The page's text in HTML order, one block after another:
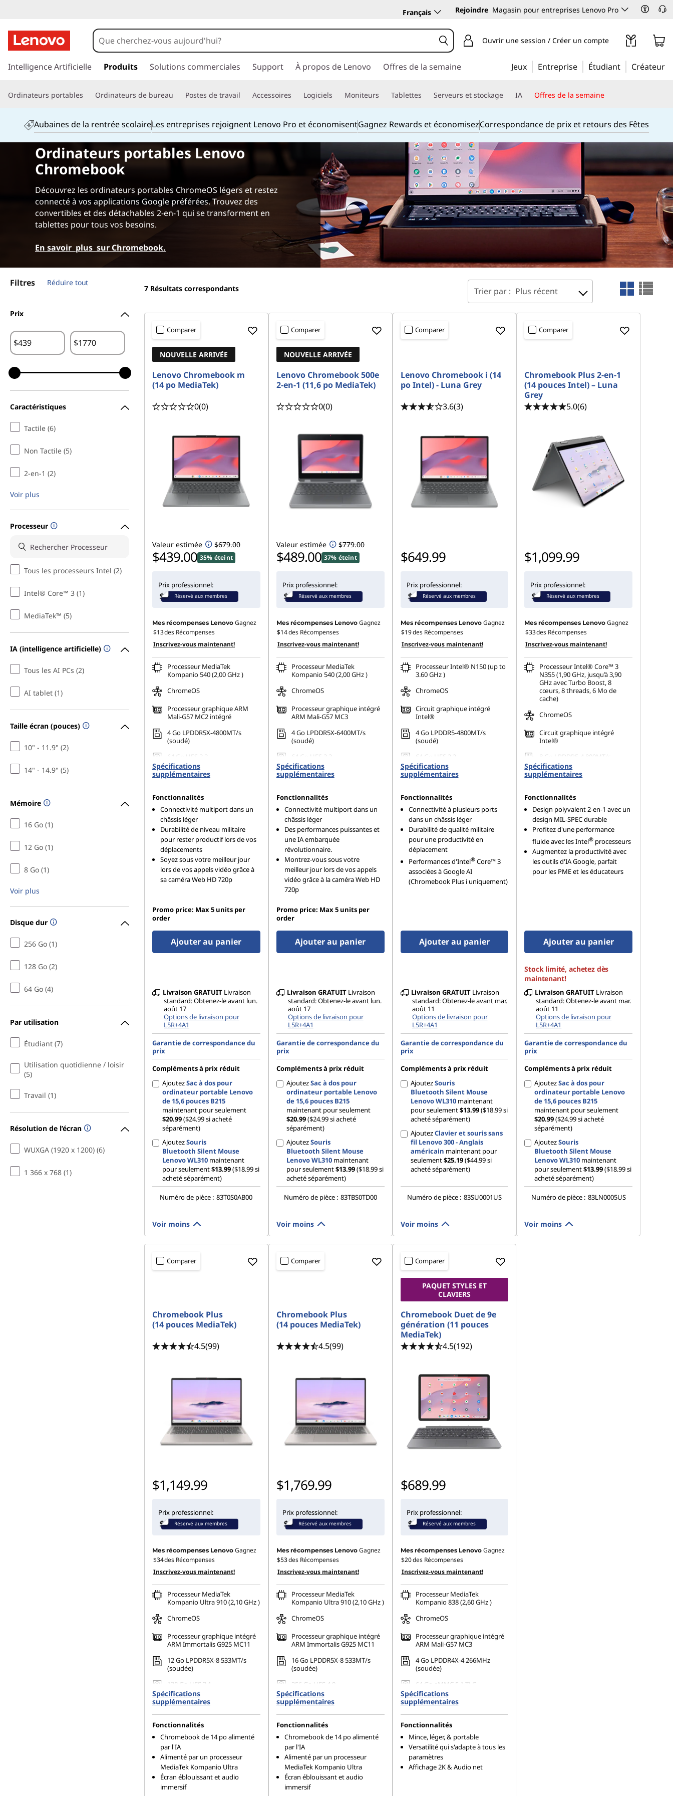
o
a
r
m
o
Français Rejoindre Magasin pour entreprises Lenovo Pro
a
e
c
c
p
Ouvrir une session / Créer un compte
Intelligence Artificielle Produits Solutions commerciales Support À propos de Lenovo Offres de la semaine Jeux Entreprise Étudiant Créateur
Ordinateurs portables Ordinateurs de bureau Postes de travail Accessoires Logiciels Moniteurs Tablettes Serveurs et stockage IA Offres de la semaine
Aubaines de la rentrée scolaireLes entreprises rejoignent Lenovo Pro et économisentGagnez Rewards et économisezCorrespondance de prix et retours des Fêtes
Ordinateurs portables Lenovo
Chromebook
Découvrez les ordinateurs portables ChromeOS légers et restez
connecté à vos applications Google préférées. Trouvez des
convertibles et des détachables 2-en-1 qui se transforment en
tablettes pour tous vos besoins.
En savoir plus sur Chromebook.
Filtres Réduire tout
Prix
$ $
Caractéristiques
Tactile (6)
Non Tactile (5)
2-en-1 (2)
Voir plus
Processeur
Tous les processeurs Intel (2)
Intel® Core™ 3 (1)
MediaTek™ (5)
IA (intelligence artificielle)
Tous les AI PCs (2)
AI tablet (1)
Taille écran (pouces)
10" - 11.9" (2)
14" - 14.9" (5)
Mémoire
16 Go (1)
12 Go (1)
8 Go (1)
Voir plus
Disque dur
256 Go (1)
128 Go (2)
64 Go (4)
Par utilisation
Étudiant (7)
Utilisation quotidienne / loisir
(5)
Travail (1)
Résolution de l’écran
WUXGA (1920 x 1200) (6)
1 366 x 768 (1)
7 Résultats correspondants Trier par : Plus récent
Comparer
NOUVELLE ARRIVÉE
Lenovo Chromebook m
(14 po MediaTek)
0(0)
Valeur estimée $679.00
$439.00 35% éteint
Prix professionnel:
Réservé aux membres
Mes récompenses Lenovo Gagnez
$13des Récompenses
Inscrivez-vous maintenant!
Processeur MediaTek
Kompanio 540 (2,00 GHz )
ChromeOS
Processeur graphique ARM
Mali-G57 MC2 intégré
4 Go LPDDR5X-4800MT/s
(soudé)
64 Go UFS 2.2
Spécifications
supplémentaires
Fonctionnalités
Connectivité multiport dans un
châssis léger
Durabilité de niveau militaire
pour rester productif lors de vos
déplacements
Soyez sous votre meilleur jour
lors de vos appels vidéo grâce à
sa caméra Web HD 720p
Promo price: Max 5 units per
order
Ajouter au panier
Livraison GRATUIT Livraison
standard: Obtenez-le avant lun.
août 17
Options de livraison pour
L5R+4A1
Garantie de correspondance du
prix
Compléments à prix réduit
AjoutezSac à dos pour
ordinateur portable Lenovo
de 15,6 pouces B215
maintenant pour seulement
$20.99($24.99 si acheté
séparément)
AjoutezSouris
Bluetooth Silent Mouse
Lenovo WL310 maintenant
pour seulement$13.99($18.99 si
acheté séparément)
Numéro de pièce : 83T0S0AB00
Voir moins
Comparer
NOUVELLE ARRIVÉE
Lenovo Chromebook 500e
2-en-1 (11,6 po MediaTek)
0(0)
Valeur estimée $779.00
$489.00 37% éteint
Prix professionnel:
Réservé aux membres
Mes récompenses Lenovo Gagnez
$14des Récompenses
Inscrivez-vous maintenant!
Processeur MediaTek
Kompanio 540 (2,00 GHz )
ChromeOS
Processeur graphique intégré
ARM Mali-G57 MC3
4 Go LPDDR5X-6400MT/s
(soudé)
64 Go UFS 2.2
Spécifications
supplémentaires
Fonctionnalités
Connectivité multiport dans un
châssis léger
Des performances puissantes et
une IA embarquée
révolutionnaire.
Montrez-vous sous votre
meilleur jour lors de vos appels
vidéo grâce à la caméra Web HD
720p
Promo price: Max 5 units per
order
Ajouter au panier
Livraison GRATUITLivraison
standard: Obtenez-le avant lun.
août 17
Options de livraison pour
L5R+4A1
Garantie de correspondance du
prix
Compléments à prix réduit
AjoutezSac à dos pour
ordinateur portable Lenovo
de 15,6 pouces B215
maintenant pour seulement
$20.99($24.99 si acheté
séparément)
AjoutezSouris
Bluetooth Silent Mouse
Lenovo WL310maintenant
pour seulement$13.99($18.99 si
acheté séparément)
Numéro de pièce : 83TBS0TD00
Voir moins
Comparer
Lenovo Chromebook i (14
po Intel) - Luna Grey
3.6(3)
$649.99
Prix professionnel:
Réservé aux membres
Mes récompenses Lenovo Gagnez
$19des Récompenses
Inscrivez-vous maintenant!
Processeur Intel® N150 (up to
3.60 GHz )
ChromeOS
Circuit graphique intégré
Intel®
4 Go LPDDR5-4800MT/s
(soudé)
64 Go UFS 2.2
Spécifications
supplémentaires
Fonctionnalités
Connectivité à plusieurs ports
dans un châssis léger
Durabilité de qualité militaire
pour une productivité en
déplacement
Performances d'Intel®Core™ 3
associées à Google AI
(Chromebook Plus i uniquement)
Ajouter au panier
Livraison GRATUITLivraison
standard: Obtenez-le avant mar.
août 11
Options de livraison pour
L5R+4A1
Garantie de correspondance du
prix
Compléments à prix réduit
AjoutezSouris
Bluetooth Silent Mouse
Lenovo WL310maintenant
pour seulement$13.99($18.99 si
acheté séparément)
AjoutezClavier et souris sans
fil Lenovo 300 - Anglais
américain maintenant pour
seulement$25.19($44.99 si
acheté séparément)
Numéro de pièce : 83SU0001US
Voir moins
Comparer
Chromebook Plus 2-en-1
(14 pouces Intel) – Luna
Grey
5.0(6)
$1,099.99
Prix professionnel:
Réservé aux membres
Mes récompenses Lenovo Gagnez
$33des Récompenses
Inscrivez-vous maintenant!
Processeur Intel® Core™ 3
N355 (1,90 GHz, jusqu’à 3,90
GHz avec Turbo Boost, 8
cœurs, 8 threads, 6 Mo de
cache)
ChromeOS
Circuit graphique intégré
Intel®
8 Go LPDDR5-4 800MT/s
(soudée)
128 Go UFS 2.2
Spécifications
supplémentaires
Fonctionnalités
Design polyvalent 2-en-1 avec un
design MIL-SPEC durable
Profitez d'une performance
fluide avec les Intel® processeurs
Augmentez la productivité avec
les outils d'IA Google, parfait
pour les PME et les éducateurs
Ajouter au panier
Stock limité, achetez dès
maintenant!
Livraison GRATUIT Livraison
standard: Obtenez-le avant mar.
août 11
Options de livraison pour
L5R+4A1
Garantie de correspondance du
prix
Compléments à prix réduit
AjoutezSac à dos pour
ordinateur portable Lenovo
de 15,6 pouces B215
maintenant pour seulement
$20.99($24.99 si acheté
séparément)
AjoutezSouris
Bluetooth Silent Mouse
Lenovo WL310 maintenant
pour seulement$13.99($18.99 si
acheté séparément)
Numéro de pièce : 83LN0005US
Voir moins
Comparer
Chromebook Plus
(14 pouces MediaTek)
4.5(99)
$1,149.99
Prix professionnel:
Réservé aux membres
Mes récompenses Lenovo Gagnez
$34des Récompenses
Inscrivez-vous maintenant!
Processeur MediaTek
Kompanio Ultra 910 (2,10 GHz )
ChromeOS
Processeur graphique intégré
ARM Immortalis G925 MC11
12 Go LPDDR5X-8 533MT/s
(soudée)
128 Go UFS 3.1
Spécifications
supplémentaires
Fonctionnalités
Chromebook de 14 po alimenté
par l'IA
Alimenté par un processeur
MediaTek Kompanio Ultra
Écran éblouissant et audio
immersif
Comparer
Chromebook Plus
(14 pouces MediaTek)
4.5(99)
$1,769.99
Prix professionnel:
Réservé aux membres
Mes récompenses Lenovo Gagnez
$53des Récompenses
Inscrivez-vous maintenant!
Processeur MediaTek
Kompanio Ultra 910 (2,10 GHz )
ChromeOS
Processeur graphique intégré
ARM Immortalis G925 MC11
16 Go LPDDR5X-8 533MT/s
(soudée)
256 Go UFS 4.0
Spécifications
supplémentaires
Fonctionnalités
Chromebook de 14 po alimenté
par l'IA
Alimenté par un processeur
MediaTek Kompanio Ultra
Écran éblouissant et audio
immersif
Comparer
PAQUET STYLES ET
CLAVIERS
Chromebook Duet de 9e
génération (11 pouces
MediaTek)
4.5(192)
$689.99
Prix professionnel:
Réservé aux membres
Mes récompenses Lenovo Gagnez
$20des Récompenses
Inscrivez-vous maintenant!
Processeur MediaTek
Kompanio 838 (2,60 GHz )
ChromeOS
Processeur graphique intégré
ARM Mali-G57 MC3
4 Go LPDDR4X-4 266MHz
(soudée)
64 Go eMMC 5.1 TLC
Spécifications
supplémentaires
Fonctionnalités
Mince, léger, & portable
Versatilité qui s'adapte à tous les
paramètres
Affichage 2K & Audio net